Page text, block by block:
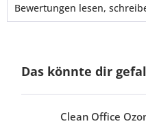
Bewertungen lesen,
Das könnte dir
Clean Office